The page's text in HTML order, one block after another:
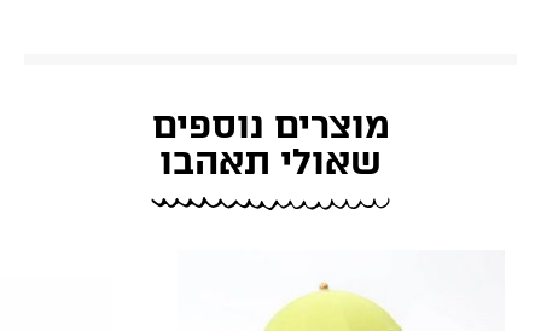
מוצרים נוספים
שאולי תאהבו